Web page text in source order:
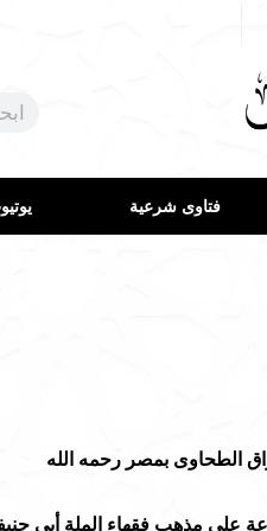
فتاوى شرعية
الطحاوى بمصر رحمه الله
على مذهب فقهاء الملة أبى